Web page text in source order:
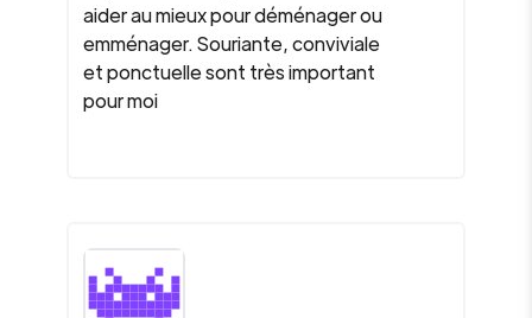
aider au mieux pour déménager ou
emménager. Souriante, conviviale
et ponctuelle sont très important
pour moi